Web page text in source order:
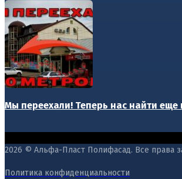
Мы переехали! Теперь нас найти еще
2026 © Альфа-Пласт Полифасад. Все права
Политика конфиденциальности